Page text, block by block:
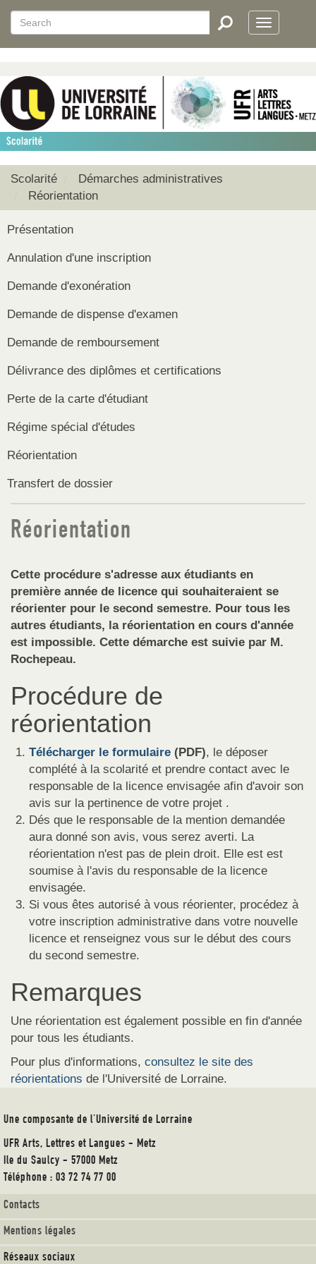
Aller
RECHERCHER
Search Search
Toggle
Scolarité
Démarches administratives
Réorientation
Présentation
Annulation d'une inscription
Demande d'exonération
Demande de dispense d'examen
Demande de remboursement
Délivrance des diplômes et certifications
Perte de la carte d'étudiant
Régime spécial d'études
Réorientation
Transfert de dossier
Réorientation
Cette procédure s'adresse aux étudiants en
première année de licence qui souhaiteraient se
réorienter pour le second semestre. Pour tous les
autres étudiants, la réorientation en cours d'année
est impossible. Cette démarche est suivie par M.
Rochepeau.
Procédure de
réorientation
Télécharger le formulaire(PDF), le déposer
complété à la scolarité et prendre contact avec le
responsable de la licence envisagée afin d'avoir son
avis sur la pertinence de votre projet .
Dés que le responsable de la mention demandée
aura donné son avis, vous serez averti. La
réorientation n'est pas de plein droit. Elle est est
soumise à l'avis du responsable de la licence
envisagée.
Si vous êtes autorisé à vous réorienter, procédez à
votre inscription administrative dans votre nouvelle
licence et renseignez vous sur le début des cours
du second semestre.
Remarques
Une réorientation est également possible en fin d'année
pour tous les étudiants.
Pour plus d'informations, consultez le site des
réorientations de l'Université de Lorraine.
Une composante de l'Université de Lorraine
UFR Arts, Lettres et Langues - Metz
Ile du Saulcy - 57000 Metz
Téléphone : 03 72 74 77 00
Contacts
Mentions légales
Réseaux sociaux